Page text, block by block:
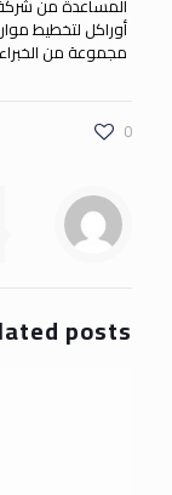
المساعدة من
أوراكل لتخطيط
مجموعة من
0
posts